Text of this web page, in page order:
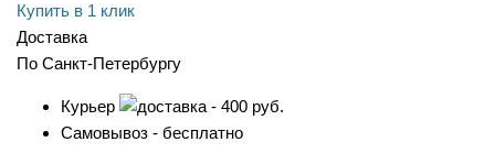
Купить в 1 клик
Доставка
По Санкт-Петербургу
Курьер
- 400 руб.
Самовывоз - бесплатно